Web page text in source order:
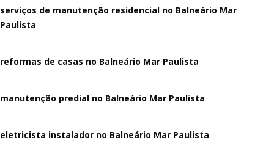
serviços de manutenção residencial no Balneário Mar
Paulista
reformas de casas no Balneário Mar Paulista
manutenção predial no Balneário Mar Paulista
eletricista instalador no Balneário Mar Paulista